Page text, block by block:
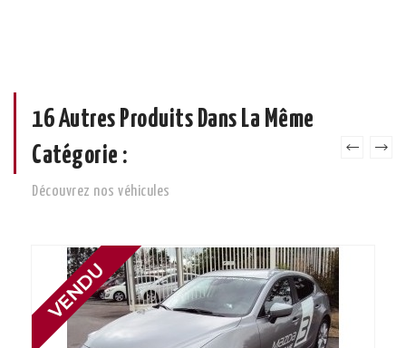
16 Autres Produits Dans La Même
Catégorie :
Découvrez nos véhicules